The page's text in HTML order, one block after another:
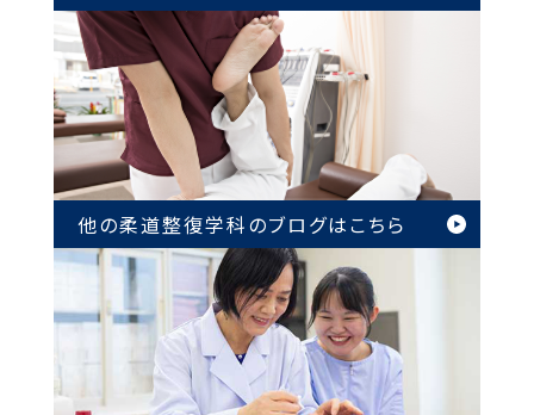
他の柔道整復学科のブログはこちら